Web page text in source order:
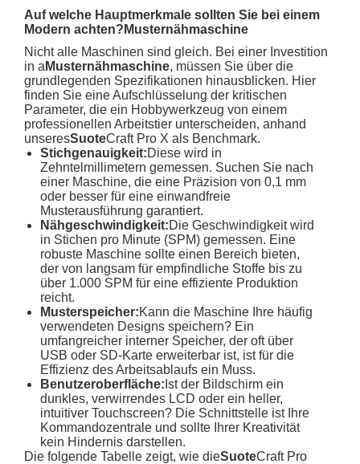
Auf welche Hauptmerkmale sollten Sie bei einem
Modern achten? Musternähmaschine
Nicht alle Maschinen sind gleich. Bei einer Investition
in a Musternähmaschine, müssen Sie über die
grundlegenden Spezifikationen hinausblicken. Hier
finden Sie eine Aufschlüsselung der kritischen
Parameter, die ein Hobbywerkzeug von einem
professionellen Arbeitstier unterscheiden, anhand
unseresSuoteCraft Pro X als Benchmark.
Stichgenauigkeit:Diese wird in
Zehntelmillimetern gemessen. Suchen Sie nach
einer Maschine, die eine Präzision von 0,1 mm
oder besser für eine einwandfreie
Musterausführung garantiert.
Nähgeschwindigkeit:Die Geschwindigkeit wird
in Stichen pro Minute (SPM) gemessen. Eine
robuste Maschine sollte einen Bereich bieten,
der von langsam für empfindliche Stoffe bis zu
über 1.000 SPM für eine effiziente Produktion
reicht.
Musterspeicher:Kann die Maschine Ihre häufig
verwendeten Designs speichern? Ein
umfangreicher interner Speicher, der oft über
USB oder SD-Karte erweiterbar ist, ist für die
Effizienz des Arbeitsablaufs ein Muss.
Benutzeroberfläche: Ist der Bildschirm ein
dunkles, verwirrendes LCD oder ein heller,
intuitiver Touchscreen? Die Schnittstelle ist Ihre
Kommandozentrale und sollte Ihrer Kreativität
kein Hindernis darstellen.
Die folgende Tabelle zeigt, wie dieSuoteCraft Pro